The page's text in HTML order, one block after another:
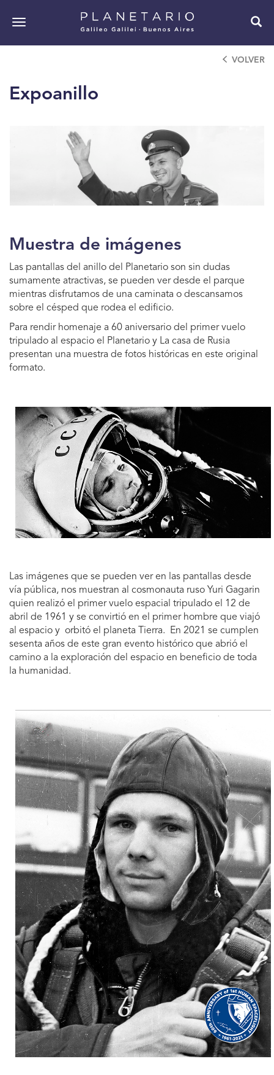
principalnavigation
Expoanillo
VOLVER
Muestra de imágenes
Las pantallas del anillo del Planetario son sin dudas
sumamente atractivas, se pueden ver desde el parque
mientras disfrutamos de una caminata o descansamos
sobre el césped que rodea el edificio.
Para rendir homenaje a 60 aniversario del primer vuelo
tripulado al espacio el Planetario y La casa de Rusia
presentan una muestra de fotos históricas en este original
formato.
Las imágenes que se pueden ver en las pantallas desde
vía pública, nos muestran al cosmonauta ruso Yuri Gagarin
quien realizó el primer vuelo espacial tripulado el 12 de
abril de 1961 y se convirtió en el primer hombre que viajó
al espacio y orbitó el planeta Tierra. En 2021 se cumplen
sesenta años de este gran evento histórico que abrió el
camino a la exploración del espacio en beneficio de toda
la humanidad.